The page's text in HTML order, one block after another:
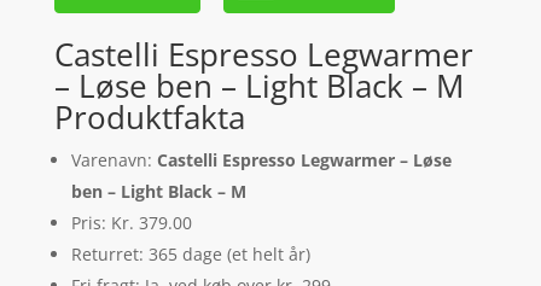
Castelli Espresso Legwarmer
– Løse ben – Light Black – M
Produktfakta
Varenavn: Castelli Espresso Legwarmer – Løse
ben – Light Black – M
Pris: Kr. 379.00
Returret: 365 dage (et helt år)